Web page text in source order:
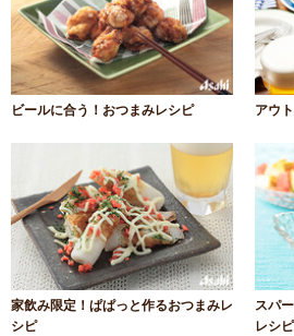
ビールに合う！おつまみレシピ アウ
家飲み限定！ぱぱっと作るおつまみレ
シピ
スパ
レシピ